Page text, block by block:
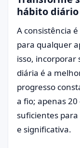
hábito diário
A consistência
para qualquer
isso, incorporar
diária é a
progresso
a fio; apenas
suficientes
e significativa.